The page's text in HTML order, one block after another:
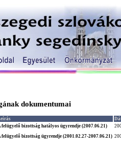
dokumentumai
felügyelő bizottság hatályos ügyrendje (2007.06.21)
felügyelő bizottság ügyrendje (2001.02.27-2007.06.21)